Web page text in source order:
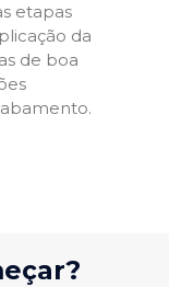
etapas
da
de boa